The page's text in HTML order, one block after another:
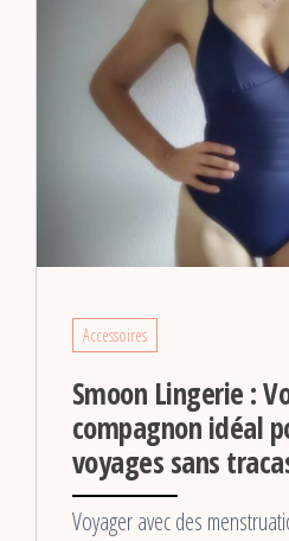
Accessoires
Smoon Lingerie :
compagnon idéal
voyages sans
Voyager avec des